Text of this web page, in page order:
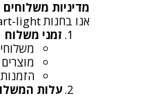
מדיניות משלוחים
אנו בחנות art-light שמים דגש על שירות לקוחות מצוין ומספקים משלוחים מהירים ובטוחים. להלן כל הפרטים לגבי המשלוחים:
זמני משלוח
משלוחים יישלחו
מוצרים
הזמנות שיתקבלו עד
עלות